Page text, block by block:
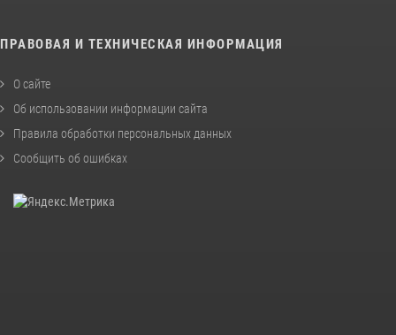
ПРАВОВАЯ И ТЕХНИЧЕСКАЯ ИНФОРМАЦИЯ
О сайте
Об использовании информации сайта
Правила обработки персональных данных
Сообщить об ошибках